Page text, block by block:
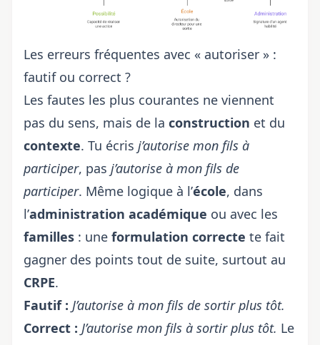
Les erreurs fréquentes avec « autoriser » :
fautif ou correct ?
Les fautes les plus courantes ne viennent
pas du sens, mais de la construction et du
contexte. Tu écris j’autorise mon fils à
participer, pas j’autorise à mon fils de
participer. Même logique à l’école, dans
l’administration académique ou avec les
familles : une formulation correcte te fait
gagner des points tout de suite, surtout au
CRPE.
Fautif : J’autorise à mon fils de sortir plus tôt.
Correct : J’autorise mon fils à sortir plus tôt. Le